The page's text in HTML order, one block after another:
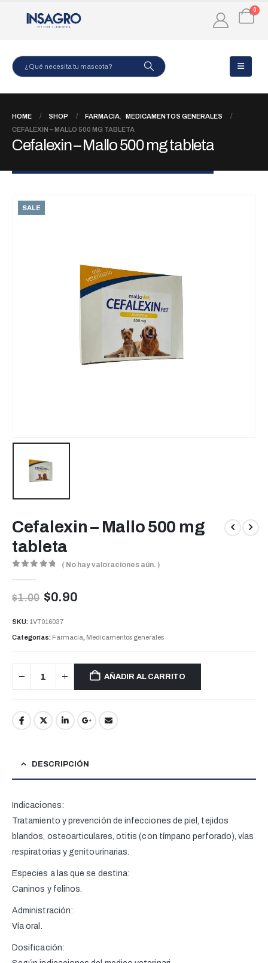
0
HOME SHOP FARMACIA
MEDICAMENTOS GENERALES
CEFALEXIN – MALLO 500 MG TABLETA
Cefalexin – Mallo 500 mg tableta
SALE
Cefalexin – Mallo 500 mg
tableta
( No hay valoraciones aún. )
$1.00 $0.90
SKU: 1VT016037
Categorías: Farmacia, Medicamentos generales
AÑADIR AL CARRITO
DESCRIPCIÓN
Indicaciones:
Tratamiento y prevención de infecciones de piel, tejidos
blandos, osteoarticulares, otitis (con tímpano perforado), vías
respiratorias y genitourinarias.
Especies a las que se destina:
Caninos y felinos.
Administración:
Vía oral.
Dosificación: